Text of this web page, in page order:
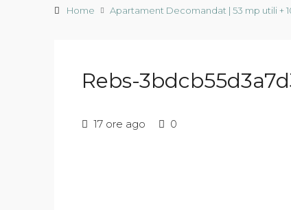
Home Apartament Decomandat | 53 mp utili +
Rebs-
17 ore ago 0